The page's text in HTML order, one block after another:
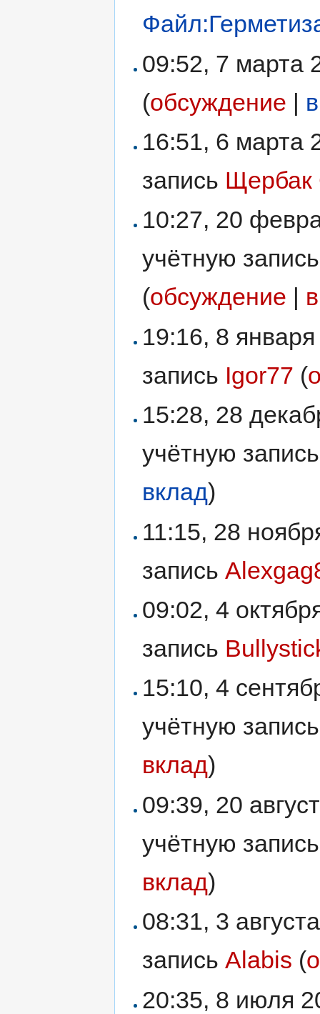
09:52, 7 марта
(обсуждение |
16:51, 6 марта
запись
10:27, 20
учётную
(обсуждение
19:16, 8
запись Igor77 (
15:28, 28
учётную
вклад)
11:15, 28
запись
09:02, 4
запись
15:10, 4
учётную
вклад)
09:39, 20
учётную
вклад)
08:31, 3
записьAlabis (
20:35, 8 июля